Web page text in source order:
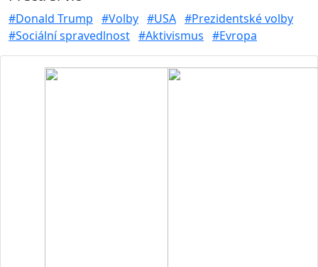
#Donald Trump #Volby #USA #Prezidentské volby
#Sociální spravedlnost #Aktivismus #Evropa